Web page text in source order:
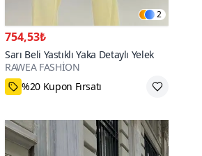
2
754,53₺
Sarı Beli Yastıklı Yaka Detaylı Yelek
RAWEA FASHİON
%20 Kupon Fırsatı